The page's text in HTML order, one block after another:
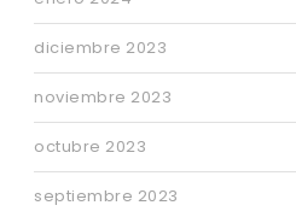
diciembre 2023
noviembre 2023
octubre 2023
septiembre 2023